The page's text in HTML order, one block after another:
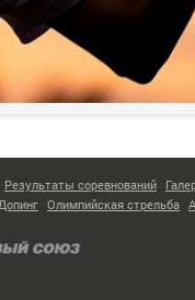
Результаты соревнований
Олимпийская стрельба